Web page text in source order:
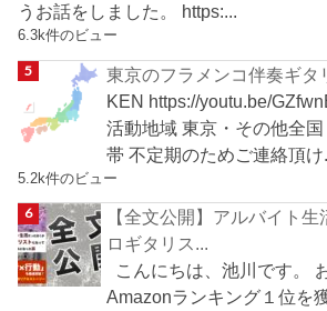
うお話をしました。 https:...
6.3k件のビュー
東京のフラメンコ伴奏ギタ
KEN https://youtu.be/
活動地域 東京・その他全
帯 不定期のためご連絡頂け
5.2k件のビュー
【全文公開】アルバイト
ロギタリス...
こんにちは、池川です。
Amazonランキング１位を